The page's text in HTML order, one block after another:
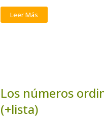
Leer Más
Los números
(+lista)